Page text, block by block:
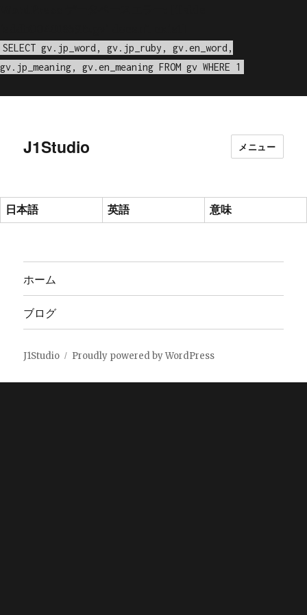
SELECT gv.jp_word, gv.jp_ruby, gv.en_word,
gv.jp_meaning, gv.en_meaning FROM gv WHERE 1
J1Studio メニュー
日本語 英語 意味
ホーム
ブログ
J1Studio Proudly powered by WordPress